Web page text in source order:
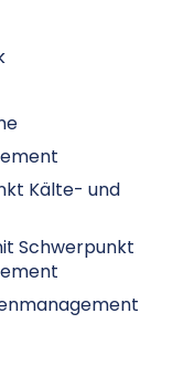
Kälte- und
Schwerpunkt